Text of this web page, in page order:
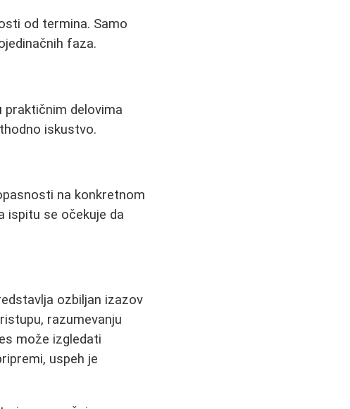
od termina. Samo
faza.
praktičnim delovima
iskustvo.
na konkretnom
ispitu se očekuje da
ozbiljan izazov
razumevanju
može izgledati
uspeh je